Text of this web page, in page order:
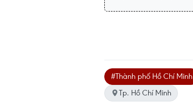
#Thành phố Hồ Chí Minh
Tp. Hồ Chí Minh